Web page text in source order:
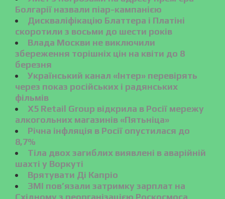
Болгарії назвали піар-кампанією
Дискваліфікацію Блаттера і Платіні
скоротили з восьми до шести років
Влада Москви не виключили
збереження торішніх цін на квіти до 8
березня
Український канал «Інтер» перевірять
через показ російських і радянських
фільмів
X5 Retail Group відкрила в Росії мережу
алкогольних магазинів «Пятьніца»
Річна інфляція в Росії опустилася до
8,7%
Тіла двох загиблих виявлені в аварійній
шахті у Воркуті
Врятувати Ді Капріо
ЗМІ пов’язали затримку зарплат на
Східному з реорганізацією Роскосмоса